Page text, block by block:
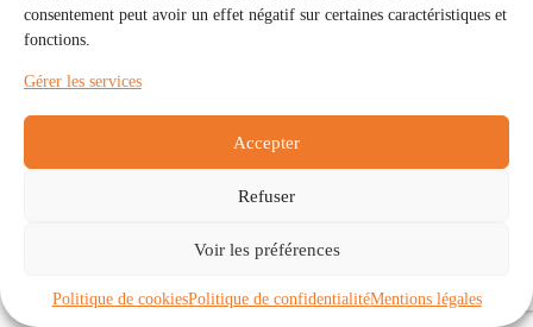
consentement peut avoir un effet négatif sur certaines caractéristiques et
fonctions.
Gérer les services
Accepter
Refuser
Voir les préférences
Politique de cookiesPolitique de confidentialitéMentions légales
Communautés
À propos
Politique de cookies (UE)